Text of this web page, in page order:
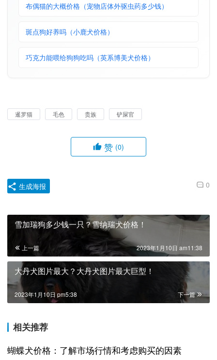
布偶猫的大概价格（宠物店体外驱虫药多少钱）
斑点狗好养吗（小鹿犬价格）
巧克力能喂给狗狗吃吗（英系博美犬价格）
暹罗猫 毛色 贵族 铲屎官
赞 (0)
0
生成海报
雪加瑞狗多少钱一只？雪纳瑞犬价格！
上一篇 2023年1月10日 am11:38
大丹犬图片最大？大丹犬图片最大巨型！
下一篇
2023年1月10日 pm5:38
相关推荐
蝴蝶犬价格：了解市场行情和考虑购买的因素